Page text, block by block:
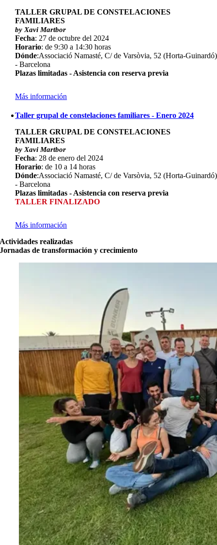
TALLER GRUPAL DE CONSTELACIONES
FAMILIARES
by Xavi Martbor
Fecha: 27 de octubre del 2024
Horario: de 9:30 a 14:30 horas
Dónde:Associació Namasté, C/ de Varsòvia, 52 (Horta-Guinardó)
- Barcelona
Plazas limitadas - Asistencia con reserva previa
Más información
Taller grupal de constelaciones familiares - Enero 2024
TALLER GRUPAL DE CONSTELACIONES
FAMILIARES
by Xavi Martbor
Fecha: 28 de enero del 2024
Horario: de 10 a 14 horas
Dónde:Associació Namasté, C/ de Varsòvia, 52 (Horta-Guinardó)
- Barcelona
Plazas limitadas - Asistencia con reserva previa
TALLER FINALIZADO
Más información
Actividades realizadas
Jornadas de transformación y crecimiento